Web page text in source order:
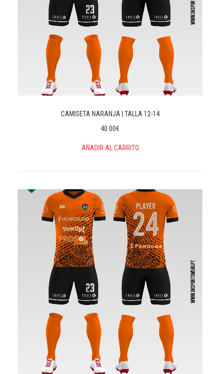
CAMISETA NARANJA | TALLA 12-14
40.00€
AÑADIR AL CARRITO